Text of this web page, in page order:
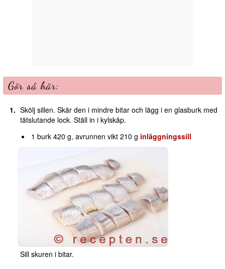
Gör så här:
Skölj sillen. Skär den i mindre bitar och lägg i en glasburk med
tätslutande lock. Ställ in i kylskåp.
1 burk 420 g, avrunnen vikt 210 g inläggningssill
Sill skuren i bitar.